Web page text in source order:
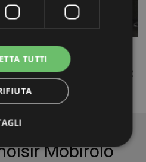
RX
ou AISI 316 finition satin . R
...
Mobirolo
TUTTI